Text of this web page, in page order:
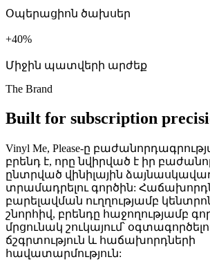
Օպերացիոն ծախսեր
+ %
Միջին պատվերի արժեք
The Brand
Built for subscription
Vinyl Me, Please-ը
բրենդ է, որը նվիրված է իր
ընտրված վինիլային
տրամադրելու գործին:
բարելավման ուղղությամբ
շնորհիվ, բրենդը հաջողությամբ
մրցունակ շուկայում՝
ճշգրտություն և հաճախորդների
հավատարմություն: